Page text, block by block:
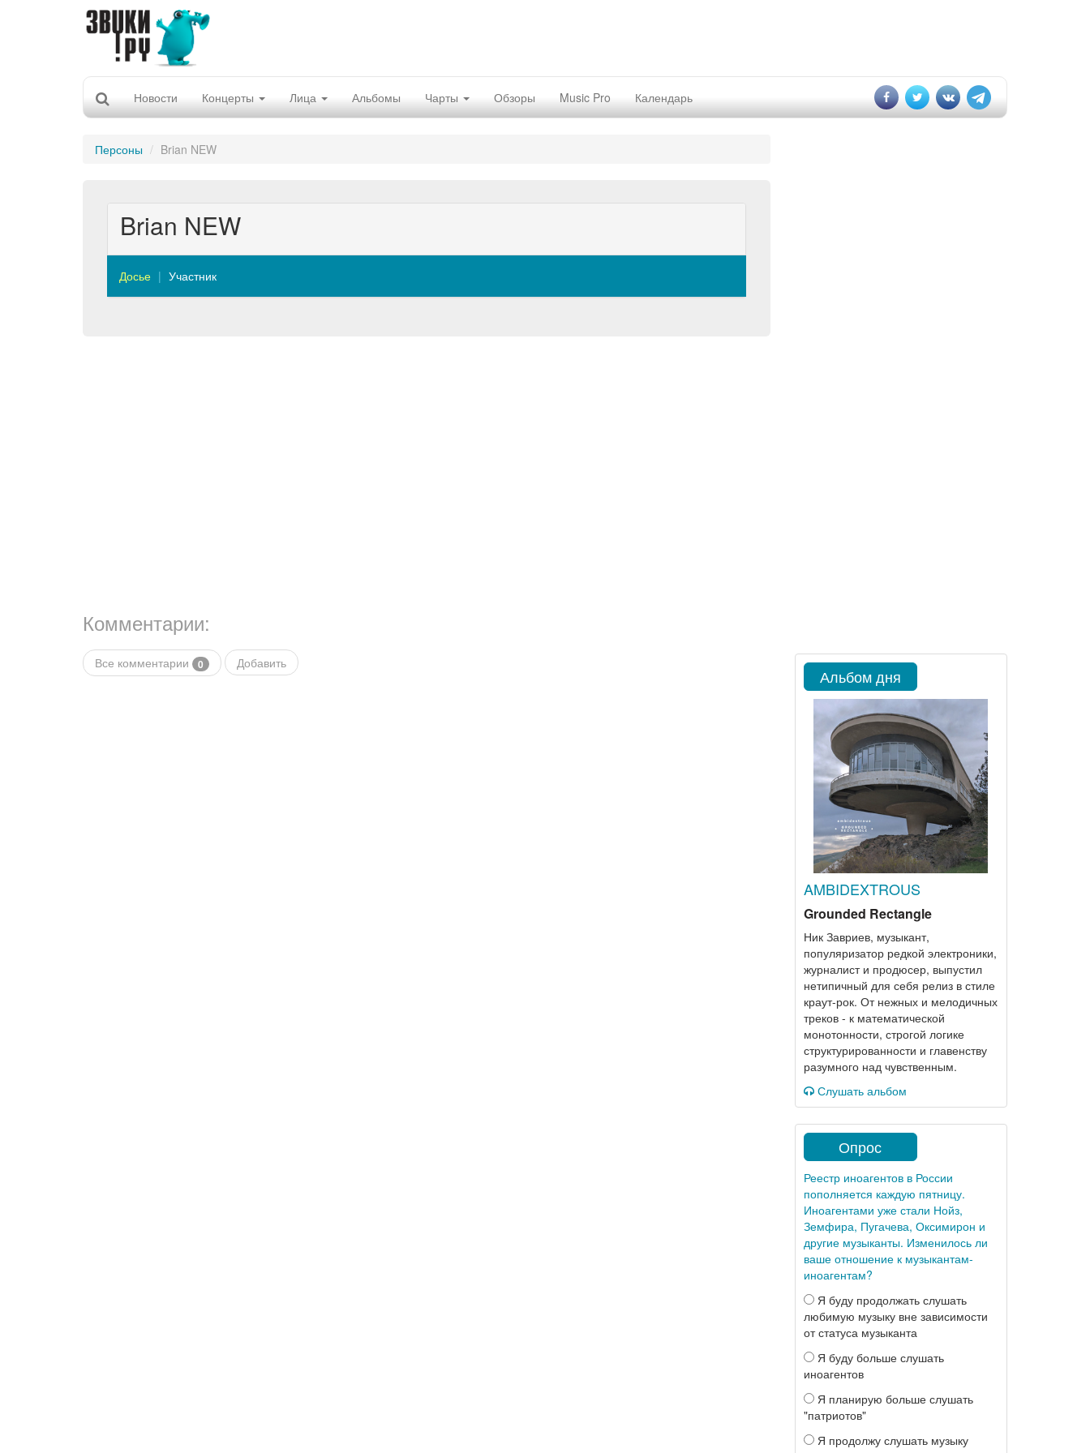
Новости Концерты Лица Альбомы Чарты Обзоры Music Pro Календарь
Персоны Brian NEW
Brian NEW
Досье Участник
Комментарии:
Все комментарии 0 Добавить
Альбом дня
AMBIDEXTROUS
Grounded Rectangle
Ник Завриев, музыкант,
популяризатор редкой электроники,
журналист и продюсер, выпустил
нетипичный для себя релиз в стиле
краут-рок. От нежных и мелодичных
треков - к математической
монотонности, строгой логике
структурированности и главенству
разумного над чувственным.
Слушать альбом
Опрос
Реестр иноагентов в России
пополняется каждую пятницу.
Иноагентами уже стали Нойз,
Земфира, Пугачева, Оксимирон и
другие музыканты. Изменилось ли
ваше отношение к музыкантам-
иноагентам?
Я буду продолжать слушать
любимую музыку вне зависимости
от статуса музыканта
Я буду больше слушать
иноагентов
Я планирую больше слушать
"патриотов"
Я продолжу слушать музыку